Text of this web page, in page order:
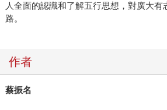
人全面的認識和了解五行思想，對廣大有
路。
作者
蔡振名